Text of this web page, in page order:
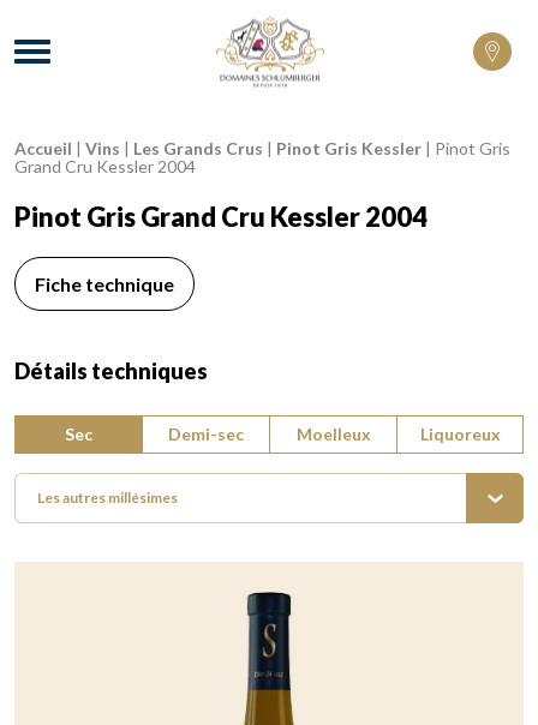
Domaines Schlumberger Vignerons
Menu
Fil d'Ariane :
Accueil | Vins | Les Grands Crus | Pinot Gris Kessler | Pinot Gris
Grand Cru Kessler 2004
Pinot Gris Grand Cru Kessler 2004
Fiche technique
Détails techniques
Sec
Demi-sec Moelleux Liquoreux
Les autres millésimes